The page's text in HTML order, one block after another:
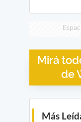
Mirá
de
Más